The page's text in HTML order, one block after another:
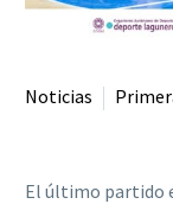
Noticias
El último partido